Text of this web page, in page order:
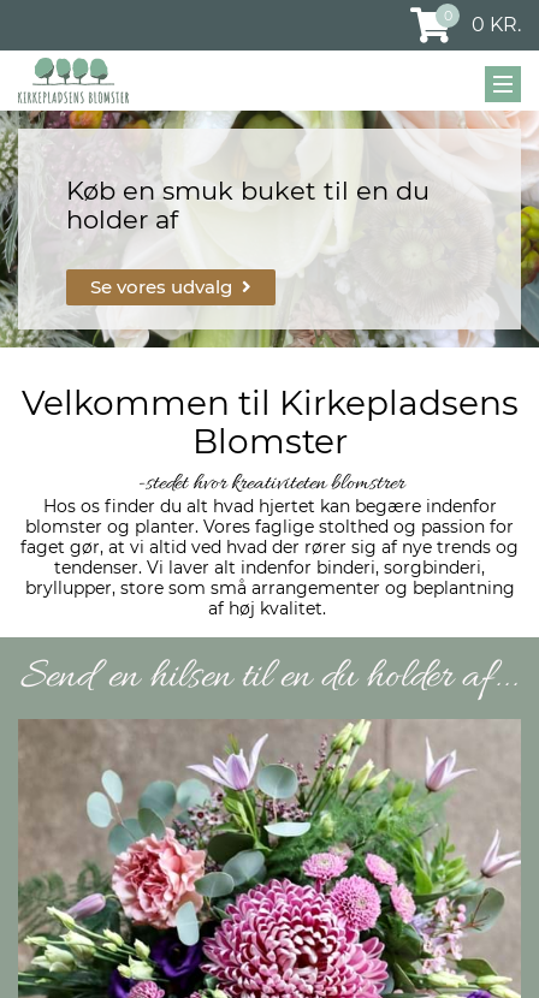
0 0 KR.
Køb en smuk buket til en du
holder af
Se vores udvalg
Velkommen til Kirkepladsens
Blomster
-stedet hvor kreativiteten blomstrer
Hos os finder du alt hvad hjertet kan begære indenfor
blomster og planter. Vores faglige stolthed og passion for
faget gør, at vi altid ved hvad der rører sig af nye trends og
tendenser. Vi laver alt indenfor binderi, sorgbinderi,
bryllupper, store som små arrangementer og beplantning
af høj kvalitet.
Send en hilsen til en du holder af...